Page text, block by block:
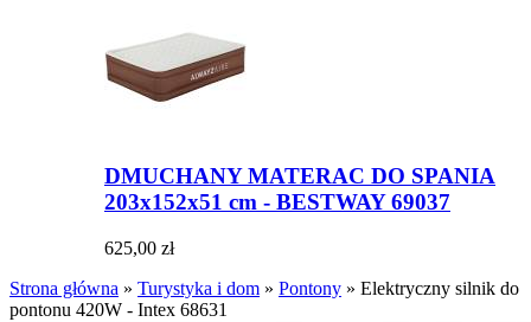
DMUCHANY MATERAC DO SPANIA
203x152x51 cm - BESTWAY 69037
625,00 zł
Strona główna » Turystyka i dom » Pontony » Elektryczny silnik do
pontonu 420W - Intex 68631